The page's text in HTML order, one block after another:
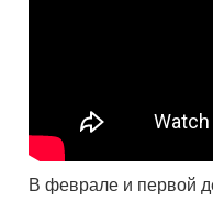
В феврале и первой